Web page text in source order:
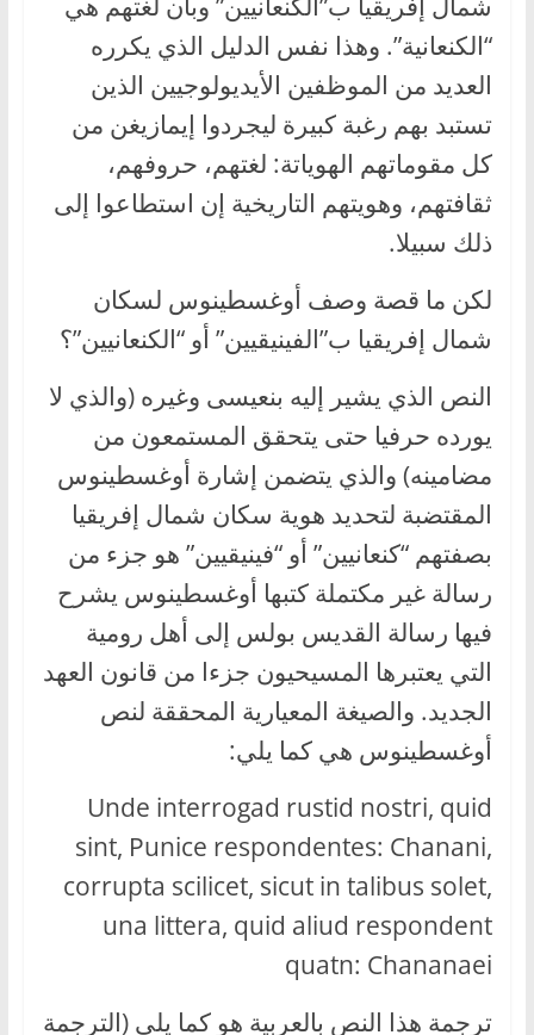
“الكنعانية”. وهذا نفس الدليل الذي يكرره
العديد من الموظفين الأيديولوجيين الذين
تستبد بهم رغبة كبيرة ليجردوا إيمازيغن من
كل مقوماتهم الهوياتة: لغتهم، حروفهم،
ثقافتهم، وهويتهم التاريخية إن استطاعوا إلى
ذلك سبيلا.
لكن ما قصة وصف أوغسطينوس لسكان
شمال إفريقيا ب”الفينيقيين” أو “الكنعانيين”؟
النص الذي يشير إليه بنعيسى وغيره (والذي لا
يورده حرفيا حتى يتحقق المستمعون من
مضامينه) والذي يتضمن إشارة أوغسطينوس
المقتضبة لتحديد هوية سكان شمال إفريقيا
بصفتهم “كنعانيين” أو “فينيقيين” هو جزء من
رسالة غير مكتملة كتبها أوغسطينوس يشرح
فيها رسالة القديس بولس إلى أهل رومية
التي يعتبرها المسيحيون جزءا من قانون العهد
الجديد. والصيغة المعيارية المحققة لنص
أوغسطينوس هي كما يلي:
Unde interrogad rustid nostri, quid
sint, Punice respondentes: Chanani,
corrupta scilicet, sicut in talibus solet,
una littera, quid aliud respondent
quatn: Chananaei
ترجمة هذا النص بالعربية هو كما يلي (الترجمة